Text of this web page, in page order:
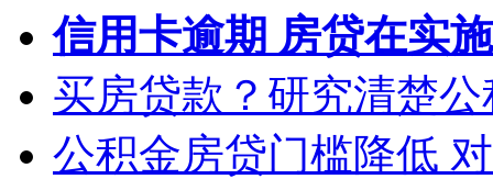
信用卡逾期 房贷在实
买房贷款？研究清楚
公积金房贷门槛降低